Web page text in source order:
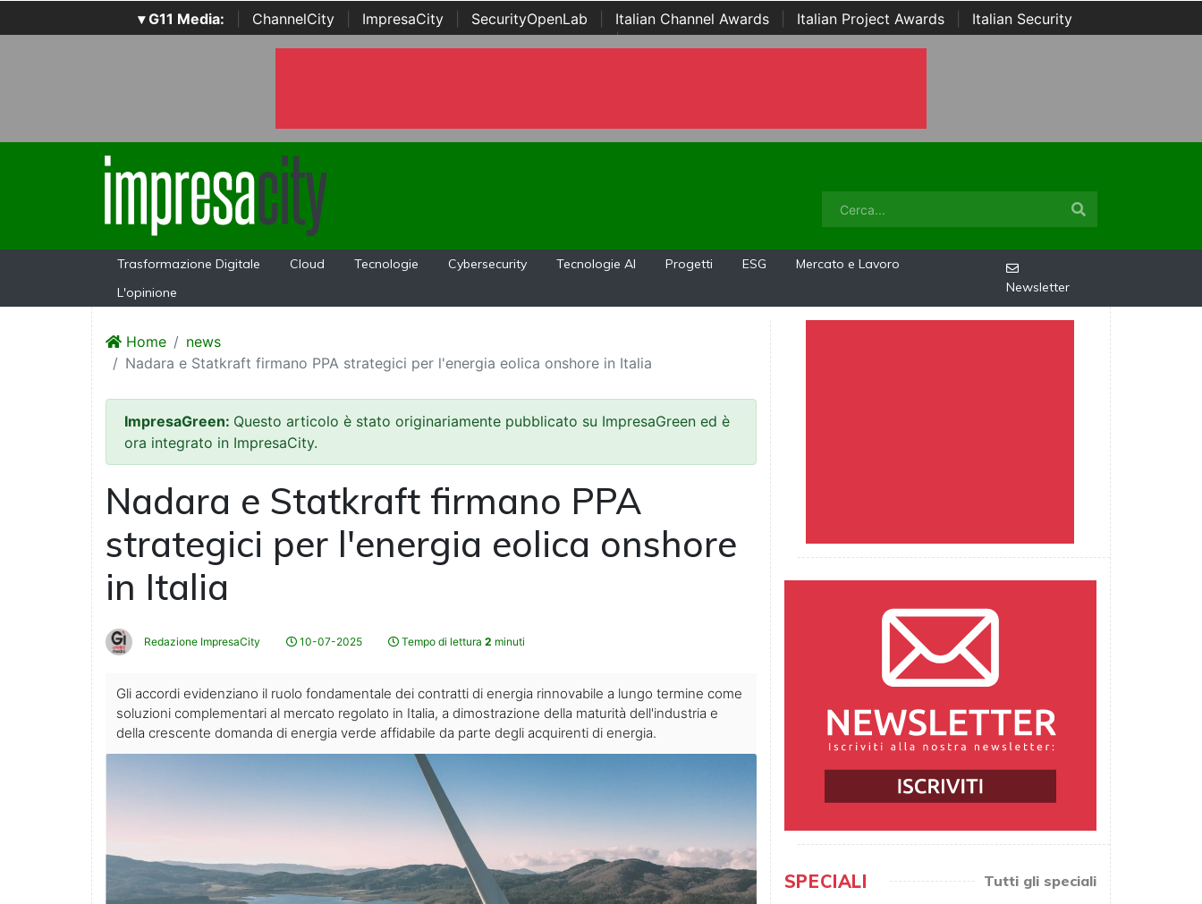
▾ G11 Media: ChannelCity ImpresaCity SecurityOpenLab Italian Channel Awards Italian Project Awards
Italian Security
Awards | ...
Trasformazione Digitale Cloud Tecnologie Cybersecurity Tecnologie AI Progetti ESG
Mercato e Lavoro
L'opinione
Newsletter
Home
news
Nadara e Statkraft firmano PPA strategici per l'energia eolica onshore in Italia
ImpresaGreen: Questo articolo è stato originariamente pubblicato su ImpresaGreen ed è
ora integrato in ImpresaCity.
Nadara e Statkraft firmano PPA
strategici per l'energia eolica onshore
in Italia
Redazione ImpresaCity 10-07-2025 Tempo di lettura 2 minuti
Gli accordi evidenziano il ruolo fondamentale dei contratti di energia rinnovabile a lungo termine come
soluzioni complementari al mercato regolato in Italia, a dimostrazione della maturità dell'industria e
della crescente domanda di energia verde affidabile da parte degli acquirenti di energia.
SPECIALI Tutti gli speciali